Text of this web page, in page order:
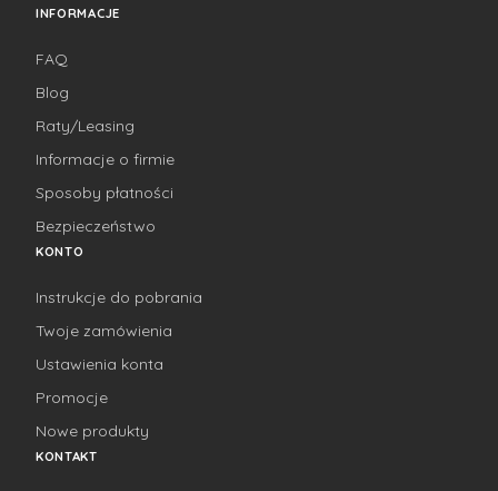
INFORMACJE
FAQ
Blog
Raty/Leasing
Informacje o firmie
Sposoby płatności
Bezpieczeństwo
KONTO
Instrukcje do pobrania
Twoje zamówienia
Ustawienia konta
Promocje
Nowe produkty
KONTAKT